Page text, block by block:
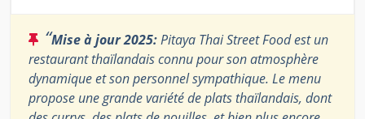
“Mise à jour 2025:Pitaya Thai Street Food est un
restaurant thaïlandais connu pour son atmosphère
dynamique et son personnel sympathique. Le menu
propose une grande variété de plats thaïlandais, dont